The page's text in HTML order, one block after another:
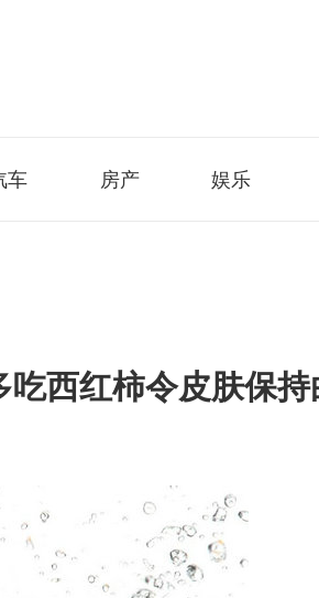
车 房产 娱乐
西红柿令皮肤保持